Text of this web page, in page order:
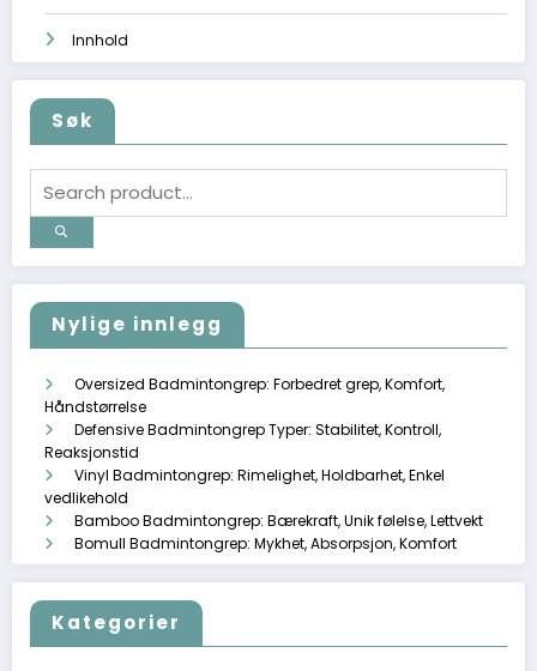
Innhold
Søk
Nylige innlegg
Oversized Badmintongrep: Forbedret grep, Komfort,
Håndstørrelse
Defensive Badmintongrep Typer: Stabilitet, Kontroll,
Reaksjonstid
Vinyl Badmintongrep: Rimelighet, Holdbarhet, Enkel
vedlikehold
Bamboo Badmintongrep: Bærekraft, Unik følelse, Lettvekt
Bomull Badmintongrep: Mykhet, Absorpsjon, Komfort
Kategorier